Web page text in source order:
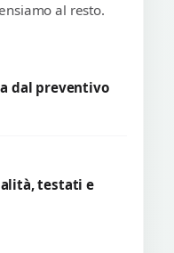
al resto.
dal preventivo
testati e